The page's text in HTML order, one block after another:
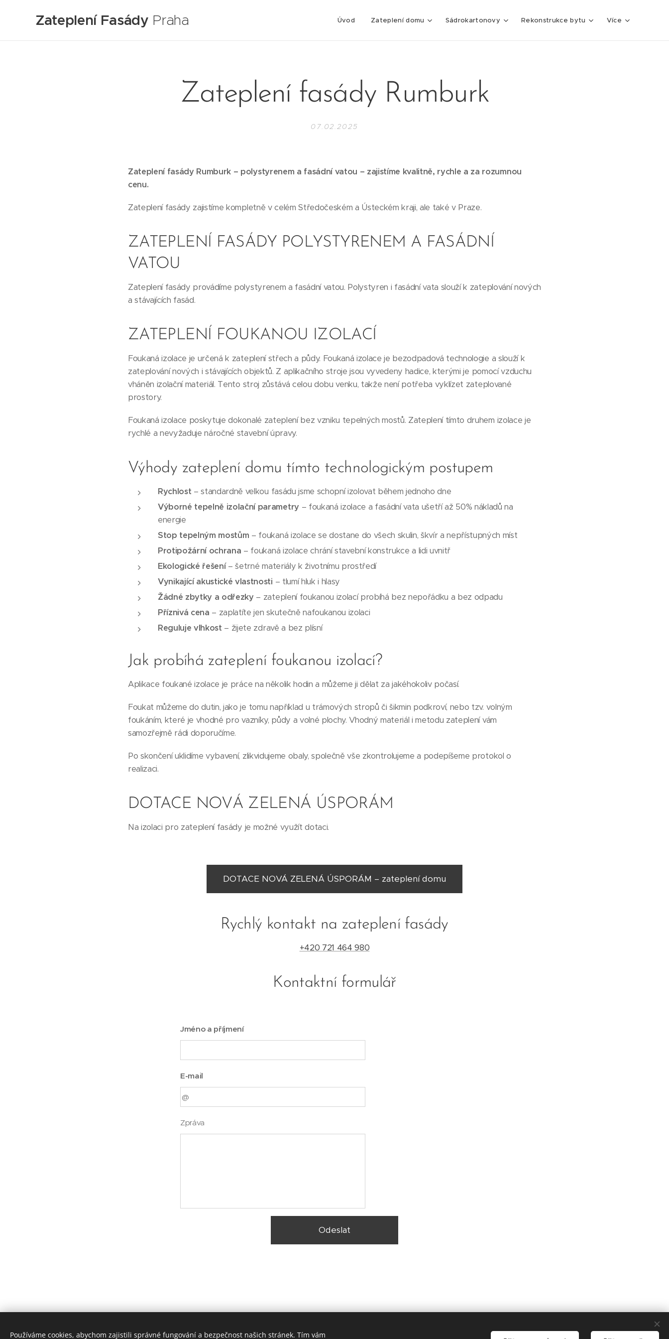
Zateplení Fasády Praha Úvod Zateplení domu Sádrokartonovy Rekonstrukce bytu Více
Zateplení fasády Rumburk
07.02.2025
Zateplení fasády Rumburk – polystyrenem a fasádní vatou – zajistíme kvalitně, rychle a za rozumnou
cenu.
Zateplení fasády zajistíme kompletně v celém Středočeském a Ústeckém kraji, ale také v Praze.
ZATEPLENÍ FASÁDY POLYSTYRENEM A FASÁDNÍ
VATOU
Zateplení fasády provádíme polystyrenem a fasádní vatou. Polystyren i fasádní vata slouží k zateplování nových
a stávajících fasád.
ZATEPLENÍ FOUKANOU IZOLACÍ
Foukaná izolace je určená k zateplení střech a půdy. Foukaná izolace je bezodpadová technologie a slouží k
zateplování nových i stávajících objektů. Z aplikačního stroje jsou vyvedeny hadice, kterými je pomocí vzduchu
vháněn izolační materiál. Tento stroj zůstává celou dobu venku, takže není potřeba vyklízet zateplované
prostory.
Foukaná izolace poskytuje dokonalé zateplení bez vzniku tepelných mostů. Zateplení tímto druhem izolace je
rychlé a nevyžaduje náročné stavební úpravy.
Výhody zateplení domu tímto technologickým postupem
Rychlost – standardně velkou fasádu jsme schopní izolovat během jednoho dne
Výborné tepelně izolační parametry – foukaná izolace a fasádní vata ušetří až 50% nákladů na
energie
Stop tepelným mostům – foukaná izolace se dostane do všech skulin, škvír a nepřístupných míst
Protipožární ochrana – foukaná izolace chrání stavební konstrukce a lidi uvnitř
Ekologické řešení– šetrné materiály k životnímu prostředí
Vynikající akustické vlastnosti – tlumí hluk i hlasy
Žádné zbytky a odřezky – zateplení foukanou izolací probíhá bez nepořádku a bez odpadu
Příznivá cena – zaplatíte jen skutečně nafoukanou izolaci
Reguluje vlhkost – žijete zdravě a bez plísní
Jak probíhá zateplení foukanou izolací?
Aplikace foukané izolace je práce na několik hodin a můžeme ji dělat za jakéhokoliv počasí.
Foukat můžeme do dutin, jako je tomu například u trámových stropů či šikmin podkroví, nebo tzv. volným
foukáním, které je vhodné pro vazníky, půdy a volné plochy. Vhodný materiál i metodu zateplení vám
samozřejmě rádi doporučíme.
Po skončení uklidíme vybavení, zlikvidujeme obaly, společně vše zkontrolujeme a podepíšeme protokol o
realizaci.
DOTACE NOVÁ ZELENÁ ÚSPORÁM
Na izolaci pro zateplení fasády je možné využít dotaci.
DOTACE NOVÁ ZELENÁ ÚSPORÁM – zateplení domu
Rychlý kontakt na zateplení fasády
+420 721 464 980
Kontaktní formulář
Jméno a příjmení
E-mail
Zpráva
Odeslat
Používáme cookies, abychom zajistili správné fungování a bezpečnost našich stránek. Tím vám